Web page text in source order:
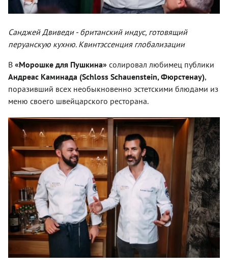
Санджей Двиведи - британский индус, готовящий
перуанскую кухню. Квинтэссенция глобализации
В «Морошке для Пушкина» солировал любимец публики
Андреас Каминада (Schloss Schauenstein, Фюрстенау),
поразивший всех необыкновенно эстетскими блюдами из
меню своего швейцарского ресторана.